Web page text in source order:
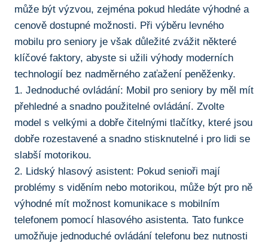
⁤může být výzvou, zejména pokud hledáte výhodné a
cenově dostupné možnosti. Při výběru levného
mobilu pro seniory je však důležité zvážit některé
klíčové faktory, abyste si užili výhody moderních
technologií bez nadměrného‌ zaťažení peněženky.
1. Jednoduché ovládání: Mobil pro seniory by měl mít
přehledné a snadno použitelné ovládání. Zvolte
model s velkými a dobře čitelnými tlačítky, které jsou
dobře rozestavené a snadno stisknutelné i pro lidi se
⁢slabší motorikou.
2. Lidský hlasový ​asistent: Pokud‍ senioři mají
problémy s viděním nebo motorikou, může být ⁢pro ně
výhodné mít možnost komunikace s mobilním
telefonem pomocí​ hlasového asistenta. Tato funkce
umožňuje jednoduché ovládání telefonu bez nutnosti